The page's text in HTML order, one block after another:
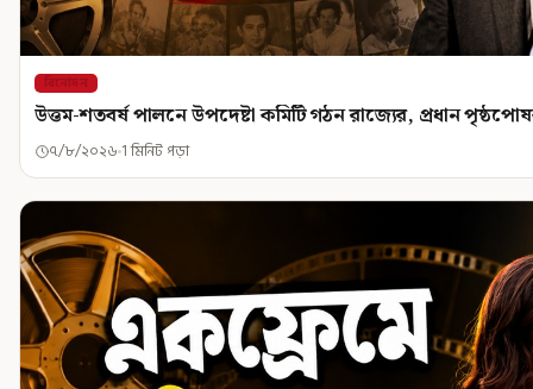
বিনোদন
উত্তম-শতবর্ষ পালনে উপদেষ্টা কমিটি গঠন রাজ্যের, প্রধান
৭/৮/২০২৬ 1 মিনিট পড়া